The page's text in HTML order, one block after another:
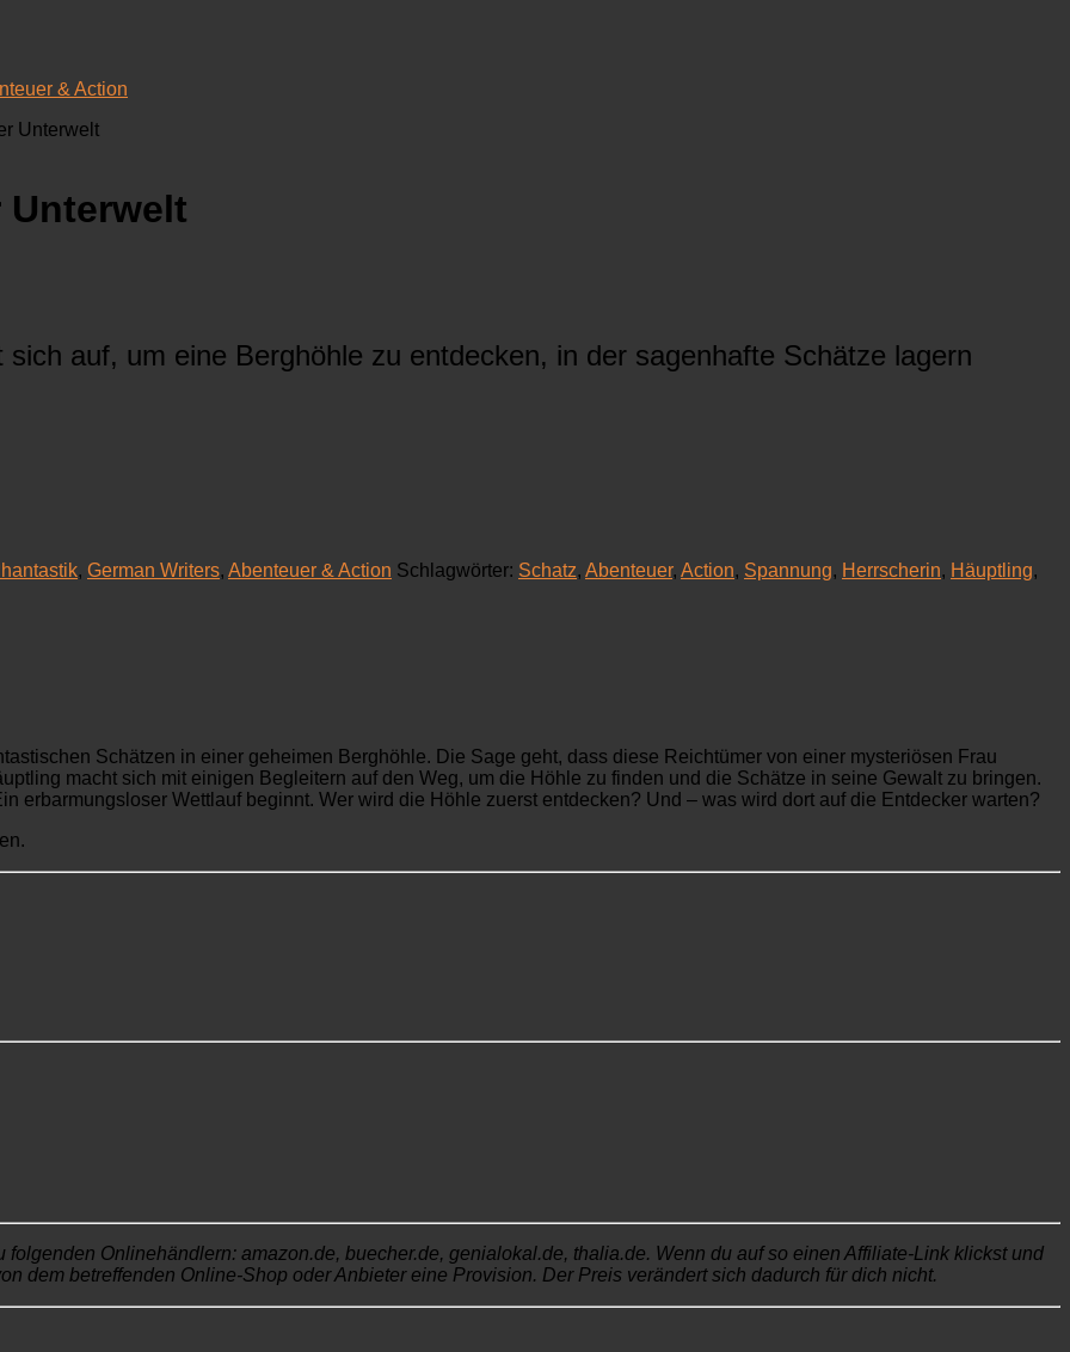
& Action
Unterwelt
Unterwelt
auf, um eine Berghöhle zu entdecken, in der sagenhafte Schätze lagern
, German Writers, Abenteuer & Action Schlagwörter: Schatz, Abenteuer, Action, Spannung, Herrscherin, Häuptling,
Schätzen in einer geheimen Berghöhle. Die Sage geht, dass diese Reichtümer von einer mysteriösen Frau
macht sich mit einigen Begleitern auf den Weg, um die Höhle zu finden und die Schätze in seine Gewalt zu bringen.
erbarmungsloser Wettlauf beginnt. Wer wird die Höhle zuerst entdecken? Und – was wird dort auf die Entdecker warten?
Onlinehändlern: amazon.de, buecher.de, genialokal.de, thalia.de. Wenn du auf so einen Affiliate-Link klickst und
dem betreffenden Online-Shop oder Anbieter eine Provision. Der Preis verändert sich dadurch für dich nicht.